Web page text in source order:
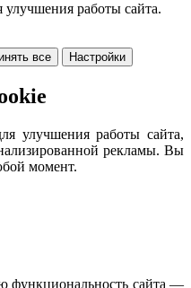
работы сайта.
все Настройки
улучшения работы сайта,
рекламы. Вы
момент.
функциональность сайта —